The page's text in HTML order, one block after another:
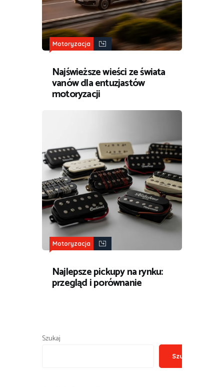
Motoryzacja
Najświeższe wieści ze świata
vanów dla entuzjastów
motoryzacji
Motoryzacja
Najlepsze pickupy na rynku:
przegląd i porównanie
Szukaj
Szukaj